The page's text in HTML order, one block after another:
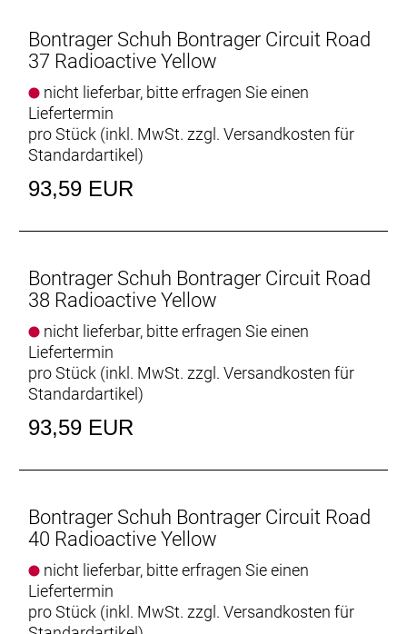
Perforierungen im Oberschuh sorgen auch in den
heißen Phasen deiner Ausfahrt für optimale
Luxuriöses Tragegefühl
Die Kombination aus synthetischem Mesh und TPU
am Oberschuh passt sich deiner Fußform perfekt
an – ein Feature, das sonst nur teureren
Radschuhen vorbehalten ist.
Geht sich gut. Performt perfekt.
Die leichte, steife Bronze Series-Sohle aus Nylon-
Composite-Material garantiert eine konsistente
Kraftübertragung auf langen Touren.
Steifigkeitsindex: 7 von 14.
Bereit zum Einklicken
SPD-Cleats (2-Loch-Montageplatte separat
Gut zu Fuß
Zehenbereich bieten einen sicheren Tritt bei letzten
Rennvorbereitungen zu Fuß oder in der
obligatorischen Café-Pause danach.
Bontrager Schuh Bontrager Circuit Road
37 Radioactive Yellow
nicht lieferbar, bitte erfragen Sie einen
Liefertermin
pro Stück (inkl. MwSt. zzgl. Versandkosten für
Standardartikel)
93,59 EUR
Bontrager Schuh Bontrager Circuit Road
38 Radioactive Yellow
nicht lieferbar, bitte erfragen Sie einen
Liefertermin
pro Stück (inkl. MwSt. zzgl. Versandkosten für
Standardartikel)
93,59 EUR
Bontrager Schuh Bontrager Circuit Road
40 Radioactive Yellow
nicht lieferbar, bitte erfragen Sie einen
Liefertermin
pro Stück (inkl. MwSt. zzgl. Versandkosten für